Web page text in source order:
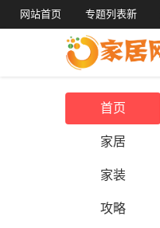
网站首页 专题列表新
首页
家居
家装
攻略